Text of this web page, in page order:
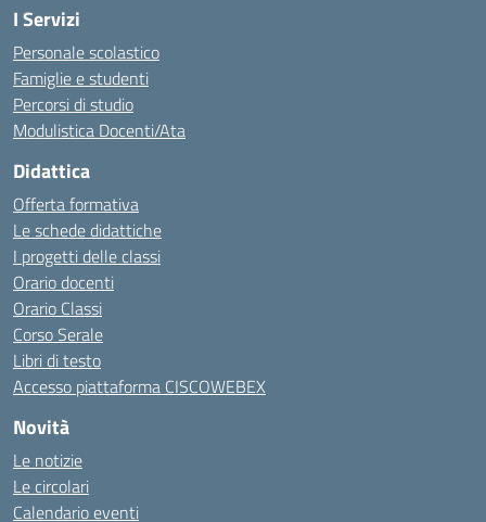
I Servizi
Personale scolastico
Famiglie e studenti
Percorsi di studio
Modulistica Docenti/Ata
Didattica
Offerta formativa
Le schede didattiche
I progetti delle classi
Orario docenti
Orario Classi
Corso Serale
Libri di testo
Accesso piattaforma CISCOWEBEX
Novità
Le notizie
Le circolari
Calendario eventi